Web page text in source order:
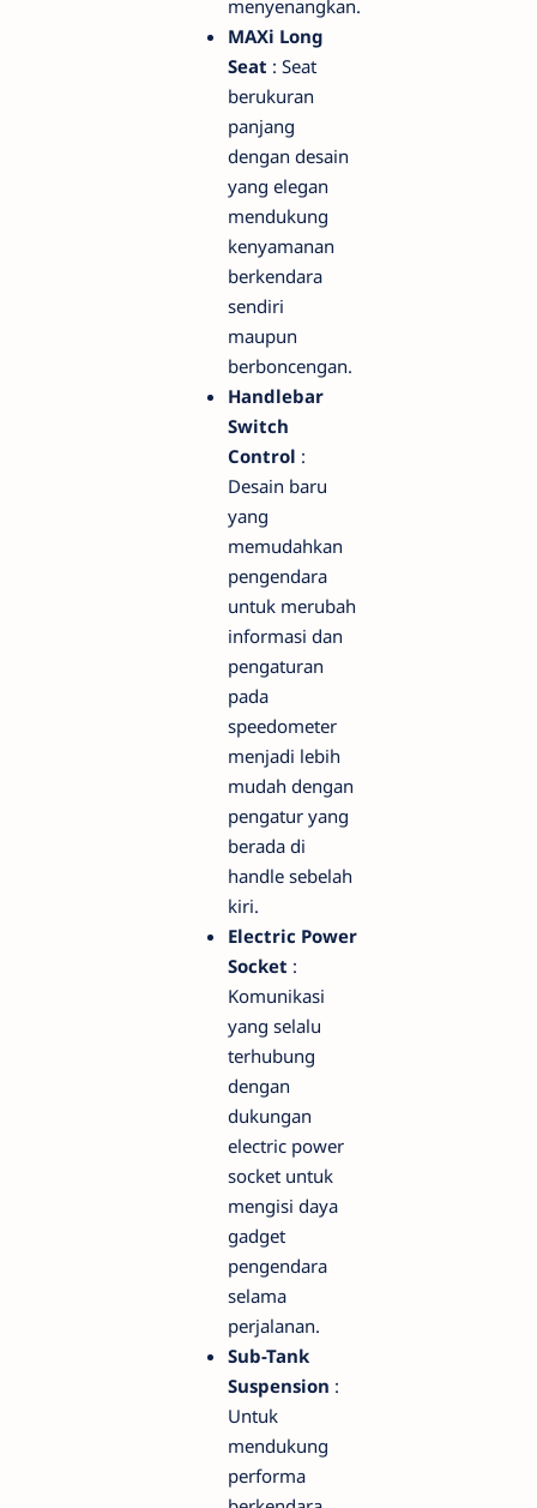
menyenangkan.
MAXi Long
Seat : Seat
berukuran
panjang
dengan desain
yang elegan
mendukung
kenyamanan
berkendara
sendiri
maupun
berboncengan.
Handlebar
Switch
Control :
Desain baru
yang
memudahkan
pengendara
untuk merubah
informasi dan
pengaturan
pada
speedometer
menjadi lebih
mudah dengan
pengatur yang
berada di
handle sebelah
kiri.
Electric Power
Socket :
Komunikasi
yang selalu
terhubung
dengan
dukungan
electric power
socket untuk
mengisi daya
gadget
pengendara
selama
perjalanan.
Sub-Tank
Suspension :
Untuk
mendukung
performa